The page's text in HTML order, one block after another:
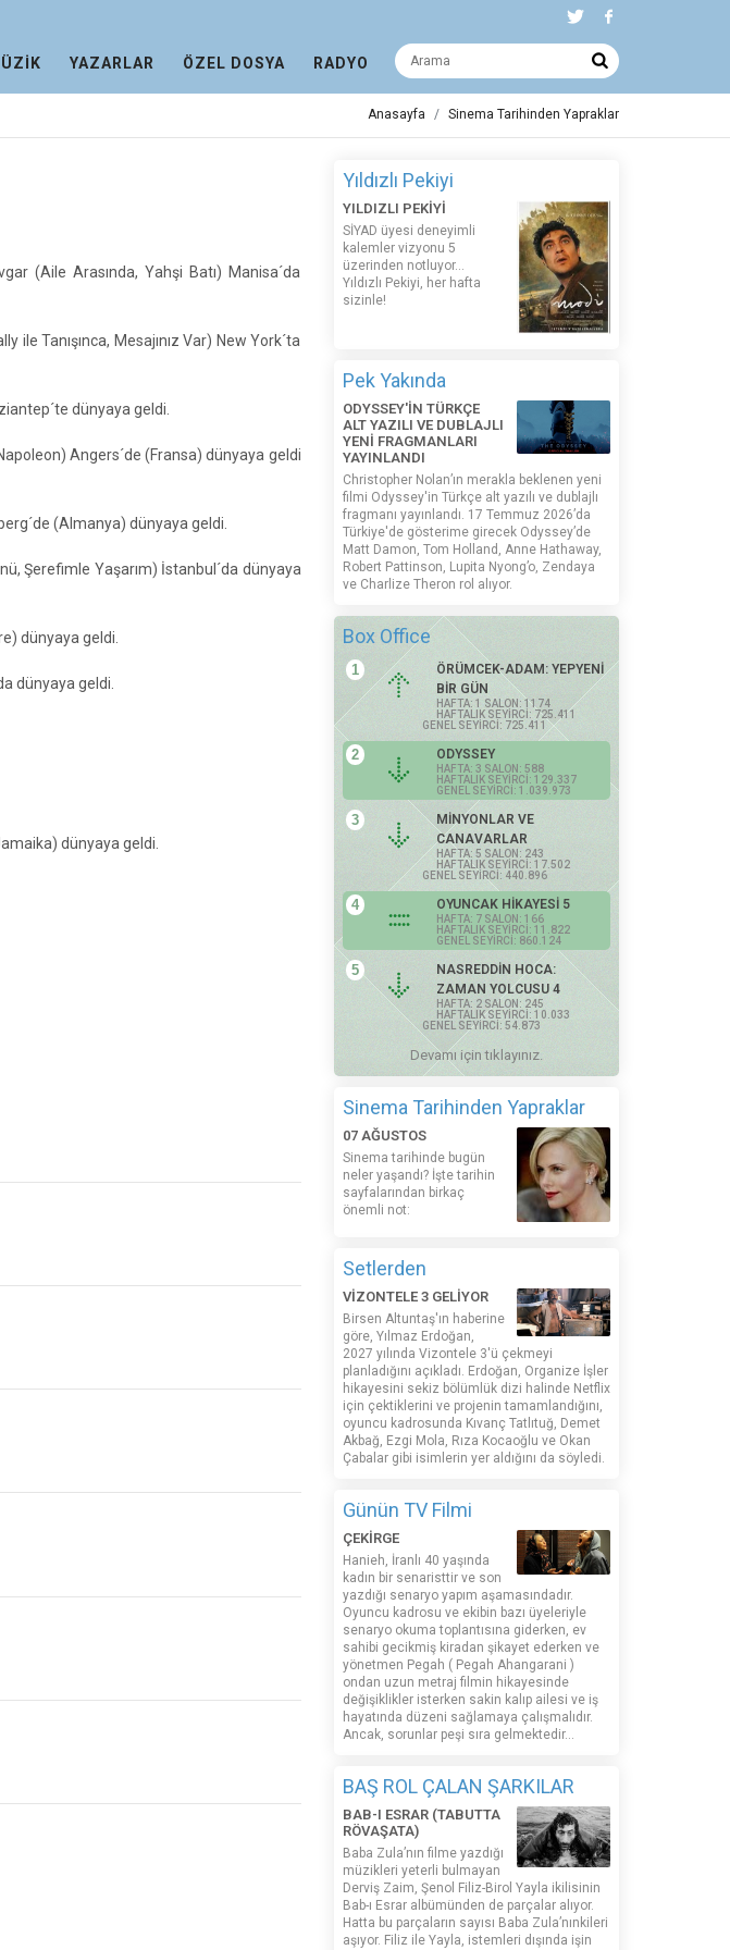
YAZARLAR ÖZEL DOSYA RADYO
Anasayfa Sinema Tarihinden Yapraklar
(Aile Arasında, Yahşi Batı) Manisa´da
Tanışınca, Mesajınız Var) New York´ta
dünyaya geldi.
Angers´de (Fransa) dünyaya geldi
(Almanya) dünyaya geldi.
Şerefimle Yaşarım) İstanbul´da dünyaya
dünyaya geldi.
dünyaya geldi.
dünyaya geldi.
Yıldızlı Pekiyi
YILDIZLI PEKİYİ
SİYAD üyesi deneyimli
kalemler vizyonu 5
üzerinden notluyor...
Yıldızlı Pekiyi, her hafta
sizinle!
Pek Yakında
ODYSSEY'İN TÜRKÇE
ALT YAZILI VE DUBLAJLI
YENİ FRAGMANLARI
YAYINLANDI
Christopher Nolan’ın merakla beklenen yeni
filmi Odyssey'in Türkçe alt yazılı ve dublajlı
fragmanı yayınlandı. 17 Temmuz 2026’da
Türkiye'de gösterime girecek Odyssey’de
Matt Damon, Tom Holland, Anne Hathaway,
Robert Pattinson, Lupita Nyong’o, Zendaya
ve Charlize Theron rol alıyor.
Box Office
1
ÖRÜMCEK-ADAM: YEPYENİ
BİR GÜN
HAFTA: 1 SALON: 1174
HAFTALIK SEYİRCİ: 725.411
GENEL SEYİRCİ: 725.411
2 ODYSSEY
HAFTA: 3 SALON: 588
HAFTALIK SEYİRCİ: 129.337
GENEL SEYİRCİ: 1.039.973
3
MİNYONLAR VE
CANAVARLAR
HAFTA: 5 SALON: 243
HAFTALIK SEYİRCİ: 17.502
GENEL SEYİRCİ: 440.896
4 OYUNCAK HİKAYESİ 5
HAFTA: 7 SALON: 166
HAFTALIK SEYİRCİ: 11.822
GENEL SEYİRCİ: 860.124
5
NASREDDİN HOCA:
ZAMAN YOLCUSU 4
HAFTA: 2 SALON: 245
HAFTALIK SEYİRCİ: 10.033
GENEL SEYİRCİ: 54.873
Devamı için tıklayınız.
Sinema Tarihinden Yapraklar
07 AĞUSTOS
Sinema tarihinde bugün
neler yaşandı? İşte tarihin
sayfalarından birkaç
önemli not:
Setlerden
VİZONTELE 3 GELİYOR
Birsen Altuntaş'ın haberine
göre, Yılmaz Erdoğan,
2027 yılında Vizontele 3'ü çekmeyi
planladığını açıkladı. Erdoğan, Organize İşler
hikayesini sekiz bölümlük dizi halinde Netflix
için çektiklerini ve projenin tamamlandığını,
oyuncu kadrosunda Kıvanç Tatlıtuğ, Demet
Akbağ, Ezgi Mola, Rıza Kocaoğlu ve Okan
Çabalar gibi isimlerin yer aldığını da söyledi.
Günün TV Filmi
ÇEKİRGE
Hanieh, İranlı 40 yaşında
kadın bir senaristtir ve son
yazdığı senaryo yapım aşamasındadır.
Oyuncu kadrosu ve ekibin bazı üyeleriyle
senaryo okuma toplantısına giderken, ev
sahibi gecikmiş kiradan şikayet ederken ve
yönetmen Pegah ( Pegah Ahangarani )
ondan uzun metraj filmin hikayesinde
değişiklikler isterken sakin kalıp ailesi ve iş
hayatında düzeni sağlamaya çalışmalıdır.
Ancak, sorunlar peşi sıra gelmektedir...
BAŞ ROL ÇALAN ŞARKILAR
BAB-I ESRAR (TABUTTA
RÖVAŞATA)
Baba Zula’nın filme yazdığı
müzikleri yeterli bulmayan
Derviş Zaim, Şenol Filiz-Birol Yayla ikilisinin
Bab-ı Esrar albümünden de parçalar alıyor.
Hatta bu parçaların sayısı Baba Zula’nınkileri
aşıyor. Filiz ile Yayla, istemleri dışında işin